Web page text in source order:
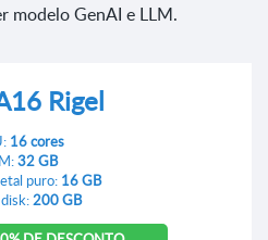
modelo GenAI e LLM.
Rigel
16 cores
32 GB
puro: 16 GB
200 GB